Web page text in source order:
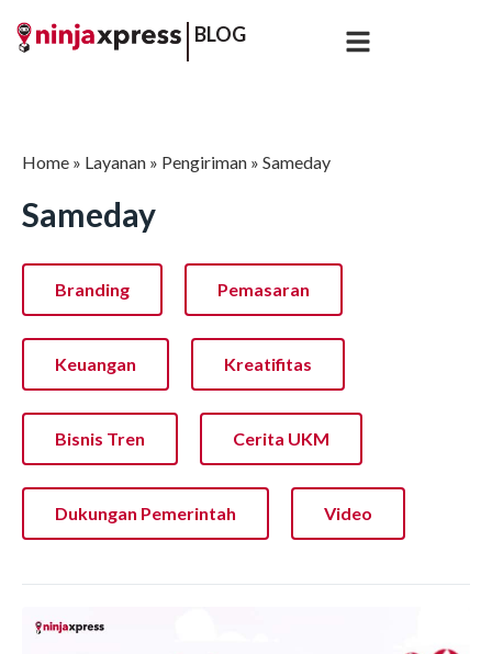
BLOG
Home » Layanan » Pengiriman » Sameday
Sameday
Branding Pemasaran
Keuangan Kreatifitas
Bisnis Tren Cerita UKM
Dukungan Pemerintah Video